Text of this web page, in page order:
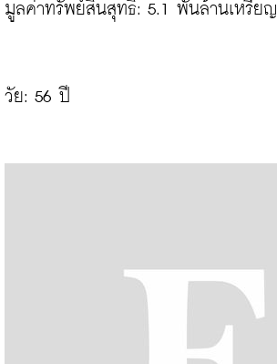
มูลค่าทรัพย์สินสุทธิ: 5.1 พันล้านเหรียญ
วัย: 56 ปี